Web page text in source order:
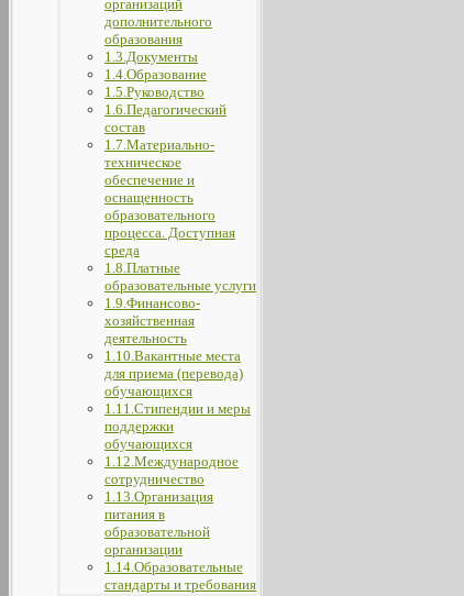
организаций
дополнительного
образования
1.3.Документы
1.4.Образование
1.5.Руководство
1.6.Педагогический
состав
1.7.Материально-
техническое
обеспечение и
оснащенность
образовательного
процесса. Доступная
среда
1.8.Платные
образовательные услуги
1.9.Финансово-
хозяйственная
деятельность
1.10.Вакантные места
для приема (перевода)
обучающихся
1.11.Стипендии и меры
поддержки
обучающихся
1.12.Международное
сотрудничество
1.13.Организация
питания в
образовательной
организации
1.14.Образовательные
стандарты и требования